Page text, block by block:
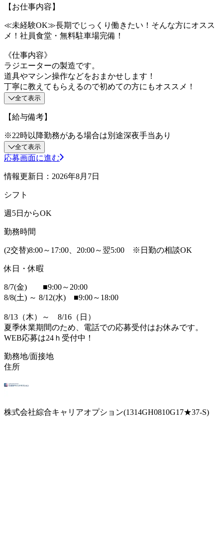
【お仕事内容】
≪未経験OK≫長期でじっくり働きたい！そんな方にオスス
メ！社員食堂・無料駐車場完備！
《仕事内容》
ラジエーターの製造です。
道具やマシン操作などをおまかせします！
丁寧に教えてもらえるので初めての方にもオススメ！
全て表示
【給与備考】
※22時以降勤務がある場合は別途深夜手当あり
全て表示
応募画面に進む
情報更新日：2026年8月7日
シフト
週5日からOK
勤務時間
(2交替)8:00～17:00、20:00～翌5:00 ※日勤の相談OK
休日・休暇
8/7(金) ■9:00～20:00
8/8(土) ～ 8/12(水) ■9:00～18:00
8/13（木）～ 8/16（日）
夏季休業期間のため、電話での応募受付はお休みです。
WEB応募は24ｈ受付中！
勤務地/面接地
住所
株式会社綜合キャリアオプション(1314GH0810G17★37-S)